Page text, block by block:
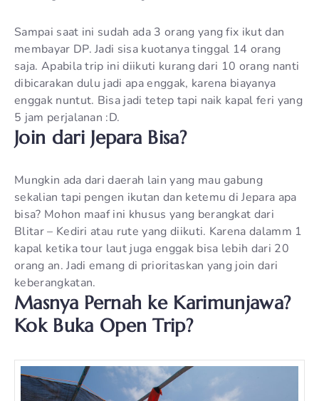
Sampai saat ini sudah ada 3 orang yang fix ikut dan
membayar DP. Jadi sisa kuotanya tinggal 14 orang
saja. Apabila trip ini diikuti kurang dari 10 orang nanti
dibicarakan dulu jadi apa enggak, karena biayanya
enggak nuntut. Bisa jadi tetep tapi naik kapal feri yang
5 jam perjalanan :D.
Join dari Jepara Bisa?
Mungkin ada dari daerah lain yang mau gabung
sekalian tapi pengen ikutan dan ketemu di Jepara apa
bisa? Mohon maaf ini khusus yang berangkat dari
Blitar – Kediri atau rute yang diikuti. Karena dalamm 1
kapal ketika tour laut juga enggak bisa lebih dari 20
orang an. Jadi emang di prioritaskan yang join dari
keberangkatan.
Masnya Pernah ke Karimunjawa?
Kok Buka Open Trip?